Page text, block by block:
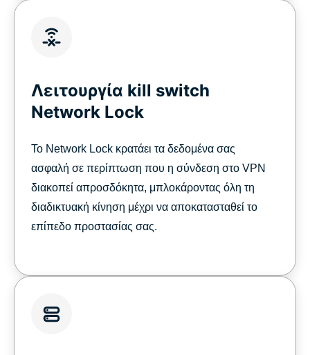
Λειτουργία kill switch
Network Lock
Το Network Lock κρατάει τα δεδομένα σας
ασφαλή σε περίπτωση που η σύνδεση στο VPN
διακοπεί απροσδόκητα, μπλοκάροντας όλη τη
διαδικτυακή κίνηση μέχρι να αποκατασταθεί το
επίπεδο προστασίας σας.